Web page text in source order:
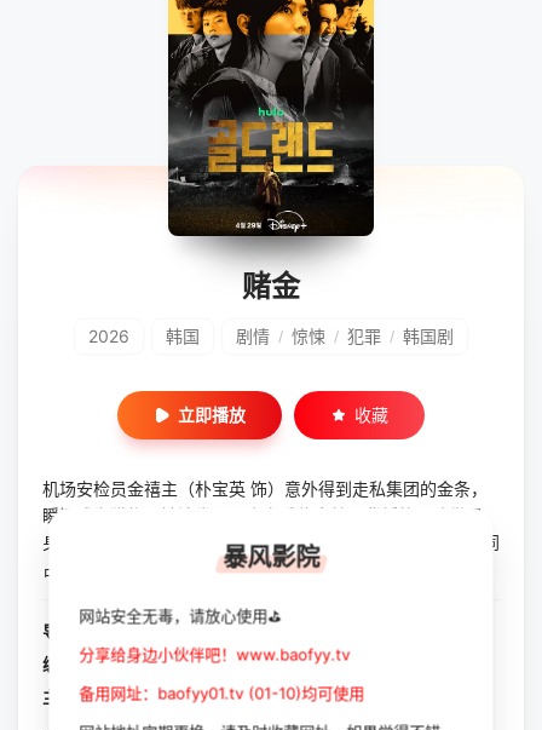
赌金
2026 韩国 剧情 / 惊悚 / 犯罪 / 韩国剧
立即播放 收藏
机场安检员金禧主（朴宝英 饰）意外得到走私集团的金条，
瞬间成为猎物，被迫卷入一个充斥住贪婪同背叛的黑暗世界。
身边的人逐个露出真面目，互相残杀、无一幸免；而当恐惧同
占有欲失控蔓延，连自己都慢慢被吞噬……
导演： 金成勋
编剧： 黄肇允
主演： 金圣喆 / 金熙元 / 李光洙 / 朴宝英
暴风影院
网站安全无毒，请放心使用⛳
分享给身边小伙伴吧！www.baofyy.tv
备用网址：baofyy01.tv (01-10)均可使用